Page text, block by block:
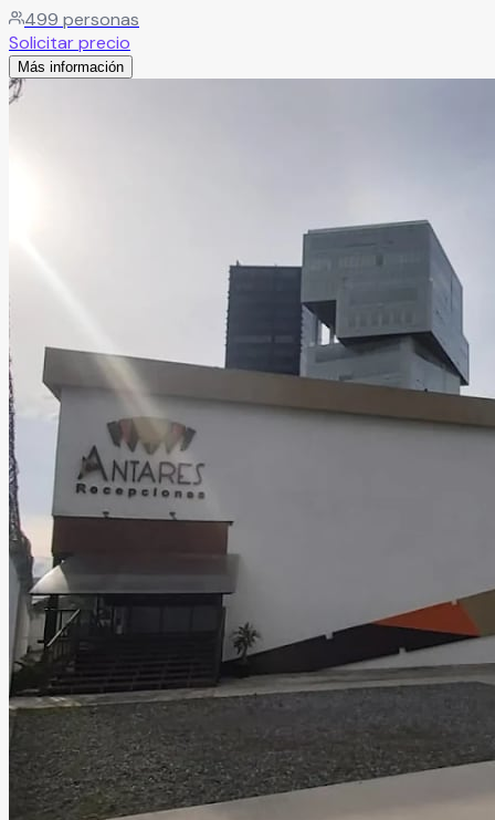
Sus instalaciones de alta calidad crean el ambiente
perfecto para celebraciones sofisticadas.
499 personas
Solicitar precio
Más información